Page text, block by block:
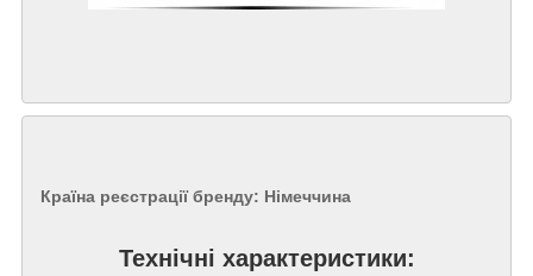
Технічні характеристики:
Країна реєстрації бренду: Німеччина